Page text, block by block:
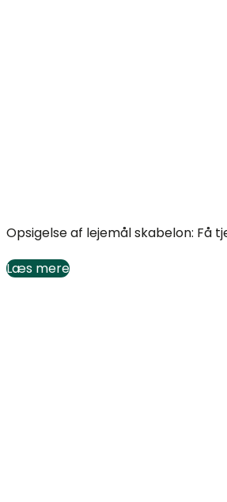
Opsigelse af lejemål skabelon:
Læs mere